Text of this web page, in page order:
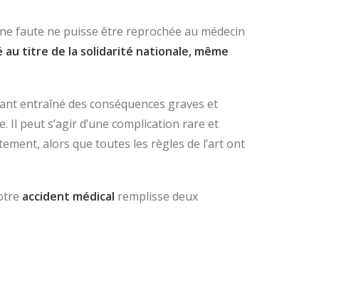
faute ne puisse être reprochée au médecin
au titre de la solidarité nationale, même
entraîné des conséquences graves et
peut s’agir d’une complication rare et
alors que toutes les règles de l’art ont
accident médical remplisse deux